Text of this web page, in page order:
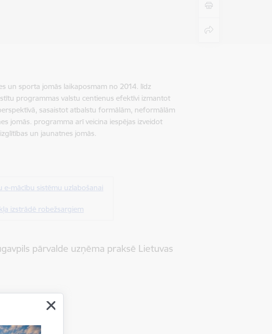
un sporta jomās laikaposmam no 2014. līdz
programmas valstu centienus efektīvi izmantot
sasaistot atbalstu formālām, neformālām
jomās. programma arī veicina iespējas izveidot
un jaunatnes jomās.
mācību sistēmu uzlabošanai
izstrādē robežsargiem
pārvalde uzņēma praksē Lietuvas